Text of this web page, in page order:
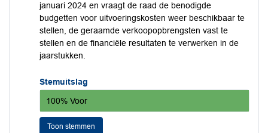
januari 2024 en vraagt de raad de benodigde
budgetten voor uitvoeringskosten weer beschikbaar te
stellen, de geraamde verkoopopbrengsten vast te
stellen en de financiële resultaten te verwerken in de
jaarstukken.
Stemuitslag
100% Voor
Toon stemmen